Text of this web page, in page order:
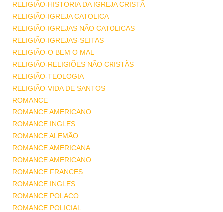
RELIGIÃO-HISTORIA DA IGREJA CRISTÃ
RELIGIÃO-IGREJA CATOLICA
RELIGIÃO-IGREJAS NÃO CATOLICAS
RELIGIÃO-IGREJAS-SEITAS
RELIGIÃO-O BEM O MAL
RELIGIÃO-RELIGIÕES NÃO CRISTÃS
RELIGIÃO-TEOLOGIA
RELIGIÃO-VIDA DE SANTOS
ROMANCE
ROMANCE AMERICANO
ROMANCE INGLES
ROMANCE ALEMÃO
ROMANCE AMERICANA
ROMANCE AMERICANO
ROMANCE FRANCES
ROMANCE INGLES
ROMANCE POLACO
ROMANCE POLICIAL